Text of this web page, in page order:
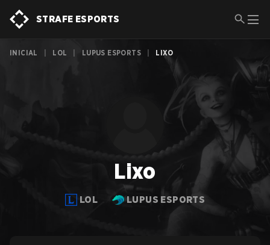
STRAFE ESPORTS
INICIAL LOL LUPUS ESPORTS LIXO
Lixo
LOL LUPUS ESPORTS